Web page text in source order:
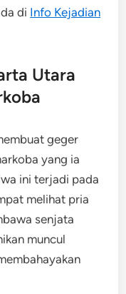
di Info Kejadian
Utara
geger
yang ia
ini terjadi pada
melihat pria
senjata
muncul